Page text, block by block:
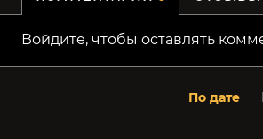
Войдите, чтобы оставлять
По дате